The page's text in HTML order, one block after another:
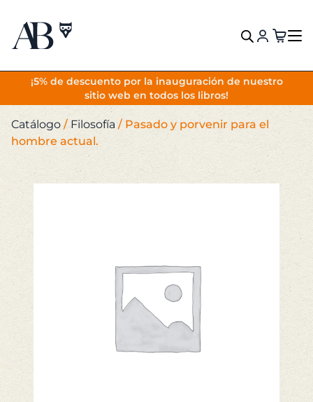
¡5% de descuento por la inauguración de nuestro
sitio web en todos los libros!
VOLVER
Catálogo /Filosofía / Pasado y porvenir para el
hombre actual.